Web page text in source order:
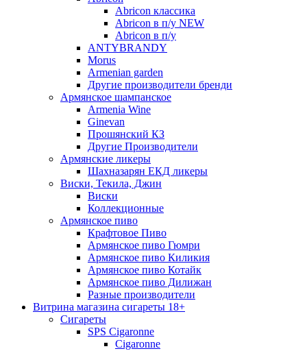
Abricon классика
Abricon в п/у NEW
Abricon в п/у
ANTYBRANDY
Morus
Armenian garden
Другие производители бренди
Армянское шампанское
Armenia Wine
Ginevan
Прошянский КЗ
Другие Производители
Армянские ликеры
Шахназарян ЕКД ликеры
Виски, Текила, Джин
Виски
Коллекционные
Армянское пиво
Крафтовое Пиво
Армянское пиво Гюмри
Армянское пиво Киликия
Армянское пиво Котайк
Армянское пиво Дилижан
Разные производители
Витрина магазина сигареты 18+
Cигареты
SPS Cigaronne
Сigaronne